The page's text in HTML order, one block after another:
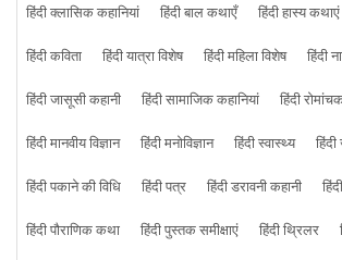
हिंदी क्लासिक कहानियां
हिंदी बाल कथाएँ हिंदी हास्य कथाएं
हिंदी कविता
हिंदी यात्रा विशेष हिंदी महिला विशेष हिंदी
हिंदी जासूसी कहानी
हिंदी सामाजिक कहानियां
हिंदी
हिंदी मानवीय विज्ञान
हिंदी मनोविज्ञान हिंदी स्वास्थ्य
हिंदी पकाने की विधि
हिंदी पत्र हिंदी डरावनी कहानी
हिंदी पौराणिक कथा
हिंदी पुस्तक समीक्षाएं हिंदी थ्रिलर